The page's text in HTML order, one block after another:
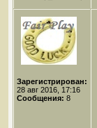
Зарегистрирован:
28 авг 2016, 17:16
Сообщения: 8